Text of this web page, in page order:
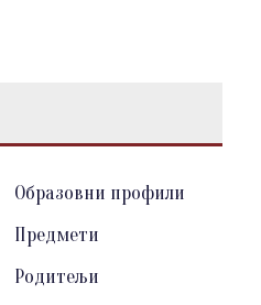
Образовни профили
Предмети
Родитељи